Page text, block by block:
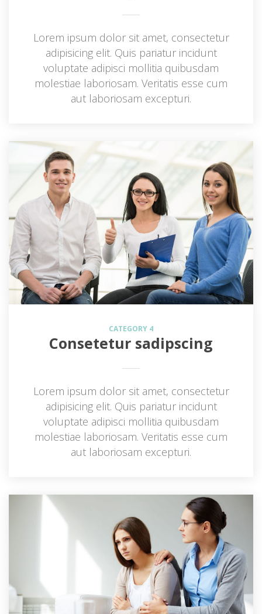
Lorem ipsum dolor sit amet, consectetur
adipisicing elit. Quis pariatur incidunt
voluptate adipisci mollitia quibusdam
molestiae laboriosam. Veritatis esse cum
aut laboriosam excepturi.
CATEGORY 4
Consetetur sadipscing
Lorem ipsum dolor sit amet, consectetur
adipisicing elit. Quis pariatur incidunt
voluptate adipisci mollitia quibusdam
molestiae laboriosam. Veritatis esse cum
aut laboriosam excepturi.